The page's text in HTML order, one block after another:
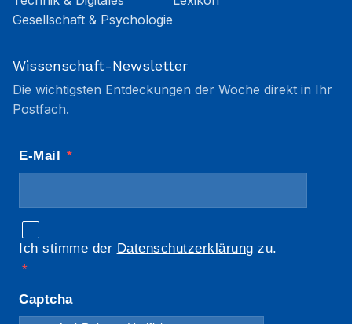
Gesellschaft & Psychologie
Wissenschaft-Newsletter
Die wichtigsten Entdeckungen der Woche direkt in Ihr
Postfach.